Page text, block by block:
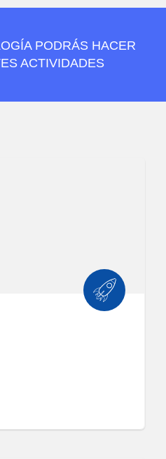
PODRÁS HACER
ACTIVIDADES